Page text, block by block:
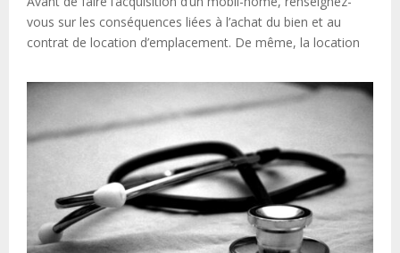
vous sur les conséquences liées à l’achat du bien et au
contrat de location d’emplacement. De même, la location